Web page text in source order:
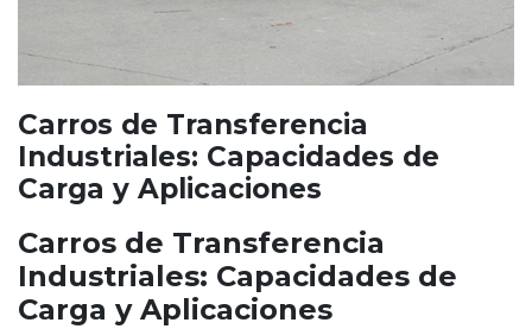
Carros de Transferencia
Industriales: Capacidades de
Carga y Aplicaciones
Carros de Transferencia
Industriales: Capacidades de
Carga y Aplicaciones